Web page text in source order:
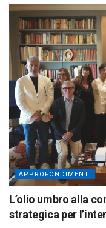
APPROFONDIMENTI
L’olio umbro alla
strategica per